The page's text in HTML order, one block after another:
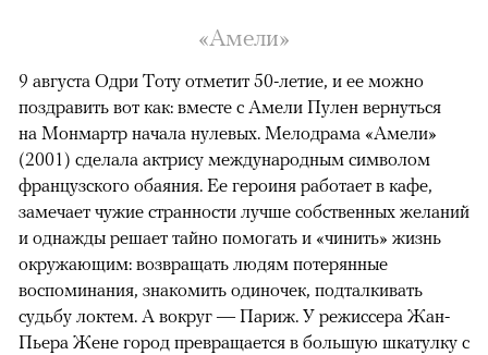
«Амели»
9 августа Одри Тоту отметит 50-летие, и ее можно
поздравить вот как: вместе с Амели Пулен вернуться
на Монмартр начала нулевых. Мелодрама «Амели»
(2001) сделала актрису международным символом
французского обаяния. Ее героиня работает в кафе,
замечает чужие странности лучше собственных желаний
и однажды решает тайно помогать и «чинить» жизнь
окружающим: возвращать людям потерянные
воспоминания, знакомить одиночек, подталкивать
судьбу локтем. А вокруг — Париж. У режиссера Жан-
Пьера Жене город превращается в большую шкатулку с